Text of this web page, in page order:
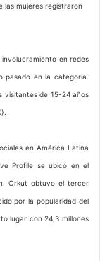
las mujeres registraron
en redes
pasado en la categoría.
visitantes de 15-24 años
en América Latina
Profile se ubicó en el
Orkut obtuvo el tercer
por la popularidad del
lugar con 24,3 millones